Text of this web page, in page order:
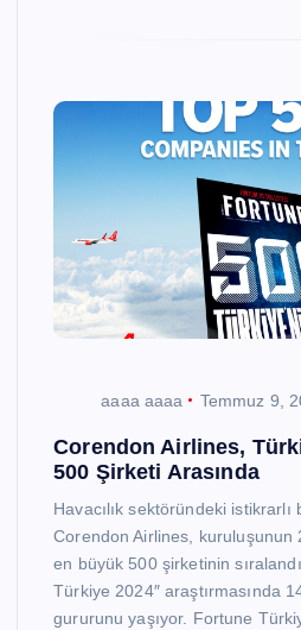
aaaa aaaa Temmuz 9,
Corendon Airlines,
500 Şirketi Arasında
Havacılık sektöründeki
Corendon Airlines, kuruluşunun
en büyük 500 şirketinin
Türkiye 2024″ araştırmasında
gururunu yaşıyor. Fortune